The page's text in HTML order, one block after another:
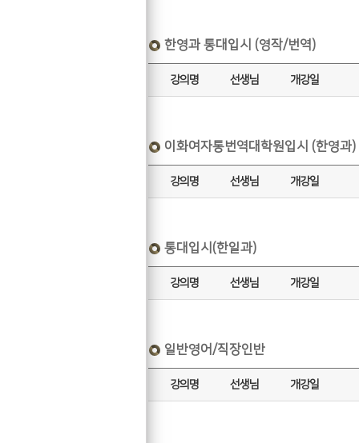
한영과 통대입시 (영작/번역)
강의명 선생님 개강일
이화여자통번역대학원입시 (한영과)
강의명 선생님 개강일
통대입시(한일과)
강의명 선생님 개강일
일반영어/직장인반
강의명 선생님 개강일